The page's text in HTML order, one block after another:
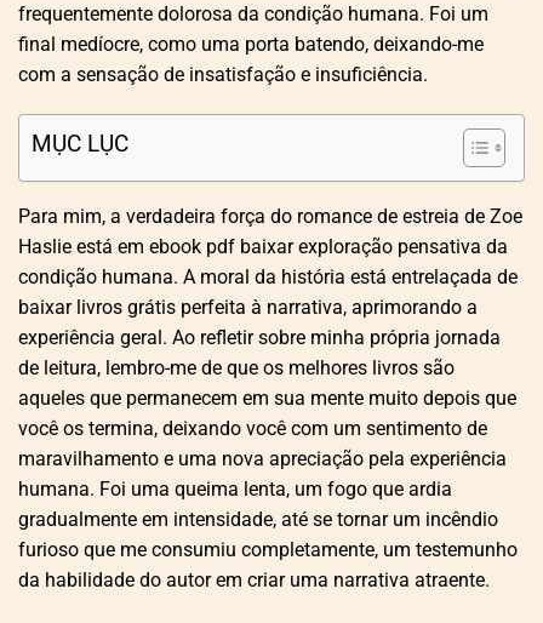
frequentemente dolorosa da condição humana. Foi um
final medíocre, como uma porta batendo, deixando-me
com a sensação de insatisfação e insuficiência.
MỤC LỤC
Para mim, a verdadeira força do romance de estreia de Zoe
Haslie está em ebook pdf baixar exploração pensativa da
condição humana. A moral da história está entrelaçada de
baixar livros grátis perfeita à narrativa, aprimorando a
experiência geral. Ao refletir sobre minha própria jornada
de leitura, lembro-me de que os melhores livros são
aqueles que permanecem em sua mente muito depois que
você os termina, deixando você com um sentimento de
maravilhamento e uma nova apreciação pela experiência
humana. Foi uma queima lenta, um fogo que ardia
gradualmente em intensidade, até se tornar um incêndio
furioso que me consumiu completamente, um testemunho
da habilidade do autor em criar uma narrativa atraente.